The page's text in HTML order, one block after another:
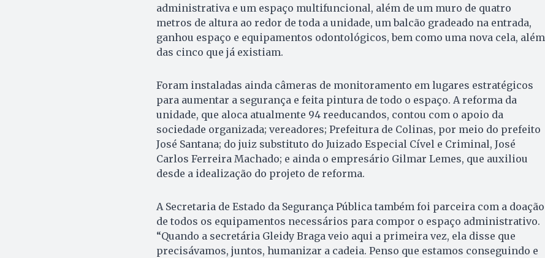
administrativa e um espaço multifuncional, além de um muro de quatro
metros de altura ao redor de toda a unidade, um balcão gradeado na entrada,
ganhou espaço e equipamentos odontológicos, bem como uma nova cela, além
das cinco que já existiam.
Foram instaladas ainda câmeras de monitoramento em lugares estratégicos
para aumentar a segurança e feita pintura de todo o espaço. A reforma da
unidade, que aloca atualmente 94 reeducandos, contou com o apoio da
sociedade organizada; vereadores; Prefeitura de Colinas, por meio do prefeito
José Santana; do juiz substituto do Juizado Especial Cível e Criminal, José
Carlos Ferreira Machado; e ainda o empresário Gilmar Lemes, que auxiliou
desde a idealização do projeto de reforma.
A Secretaria de Estado da Segurança Pública também foi parceira com a doação
de todos os equipamentos necessários para compor o espaço administrativo.
“Quando a secretária Gleidy Braga veio aqui a primeira vez, ela disse que
precisávamos, juntos, humanizar a cadeia. Penso que estamos conseguindo e